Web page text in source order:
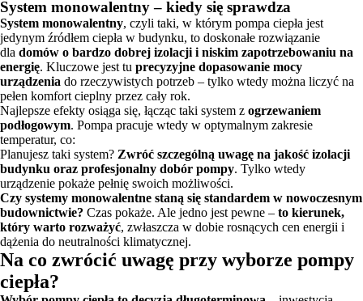
System monowalentny – kiedy się sprawdza
System monowalentny, czyli taki, w którym pompa ciepła jest
jedynym źródłem ciepła w budynku, to doskonałe rozwiązanie
dla domów o bardzo dobrej izolacji i niskim zapotrzebowaniu na
energię. Kluczowe jest tu precyzyjne dopasowanie mocy
urządzenia do rzeczywistych potrzeb – tylko wtedy można liczyć na
pełen komfort cieplny przez cały rok.
Najlepsze efekty osiąga się, łącząc taki system z ogrzewaniem
podłogowym. Pompa pracuje wtedy w optymalnym zakresie
temperatur, co:
Planujesz taki system? Zwróć szczególną uwagę na jakość izolacji
budynku oraz profesjonalny dobór pompy. Tylko wtedy
urządzenie pokaże pełnię swoich możliwości.
Czy systemy monowalentne staną się standardem w nowoczesnym
budownictwie? Czas pokaże. Ale jedno jest pewne – to kierunek,
który warto rozważyć, zwłaszcza w dobie rosnących cen energii i
dążenia do neutralności klimatycznej.
Na co zwrócić uwagę przy wyborze pompy
ciepła?